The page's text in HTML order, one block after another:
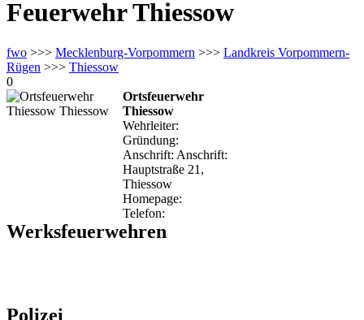
Feuerwehr Thiessow
fwo >>> Mecklenburg-Vorpommern >>> Landkreis Vorpommern-
Rügen >>> Thiessow
0
Ortsfeuerwehr
Thiessow
Wehrleiter:
Gründung:
Anschrift: Anschrift:
Hauptstraße 21,
Thiessow
Homepage:
Telefon:
Werksfeuerwehren
Polizei